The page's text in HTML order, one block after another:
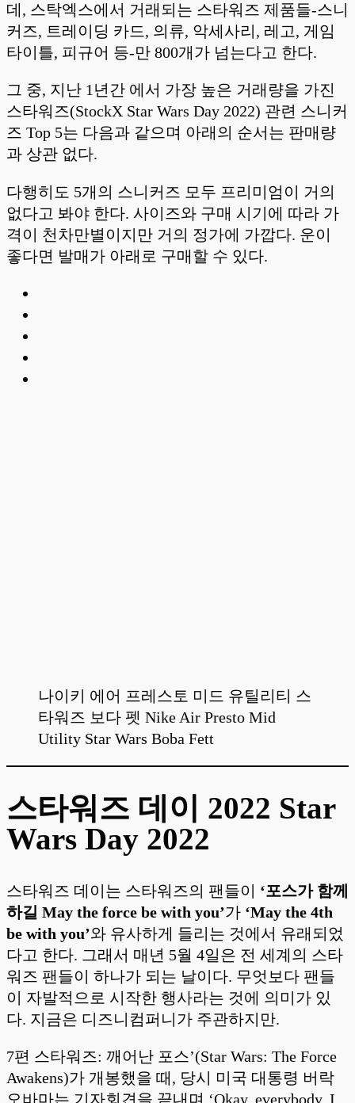
데, 스탁엑스에서 거래되는 스타워즈 제품들-스니
커즈, 트레이딩 카드, 의류, 악세사리, 레고, 게임
타이틀, 피규어 등-만 800개가 넘는다고 한다.
그 중, 지난 1년간 에서 가장 높은 거래량을 가진
스타워즈(StockX Star Wars Day 2022) 관련 스니커
즈 Top 5는 다음과 같으며 아래의 순서는 판매량
과 상관 없다.
다행히도 5개의 스니커즈 모두 프리미엄이 거의
없다고 봐야 한다. 사이즈와 구매 시기에 따라 가
격이 천차만별이지만 거의 정가에 가깝다. 운이
좋다면 발매가 아래로 구매할 수 있다.
나이키 에어 프레스토 미드 유틸리티 스
타워즈 보다 펫 Nike Air Presto Mid
Utility Star Wars Boba Fett
스타워즈 데이 2022 Star
Wars Day 2022
스타워즈 데이는 스타워즈의 팬들이 ‘포스가 함께
하길 May the force be with you’가 ‘May the 4th
be with you’와 유사하게 들리는 것에서 유래되었
다고 한다. 그래서 매년 5월 4일은 전 세계의 스타
워즈 팬들이 하나가 되는 날이다. 무엇보다 팬들
이 자발적으로 시작한 행사라는 것에 의미가 있
다. 지금은 디즈니컴퍼니가 주관하지만.
7편 스타워즈: 깨어난 포스’(Star Wars: The Force
Awakens)가 개봉했을 때, 당시 미국 대통령 버락
오바마는 기자회견을 끝내며 ‘Okay, everybody, I